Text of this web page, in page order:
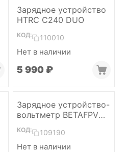
Зарядное устройство
HTRC C240 DUO
КОД: 110010
Нет в наличии
5 990 ₽
Зарядное устройство-
вольтметр BETAFPV
BT3.0
КОД: 109190
Нет в наличии